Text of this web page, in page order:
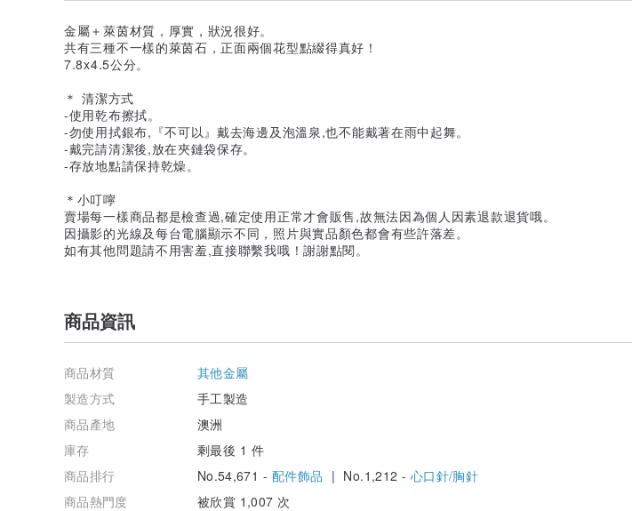
金屬＋萊茵材質，厚實，狀況很好。
共有三種不一樣的萊茵石，正面兩個花型點綴得真好！
7.8x4.5公分。
＊ 清潔方式
-使用乾布擦拭。
-勿使用拭銀布,『不可以』戴去海邊及泡溫泉,也不能戴著在雨中起舞。
-戴完請清潔後,放在夾鏈袋保存。
-存放地點請保持乾燥。
＊小叮嚀
賣場每一樣商品都是檢查過,確定使用正常才會販售,故無法因為個人因素退款退貨哦。
因攝影的光線及每台電腦顯示不同，照片與實品顏色都會有些許落差。
如有其他問題請不用害羞,直接聯繫我哦！謝謝點閱。
商品資訊
商品材質
其他金屬
製造方式
手工製造
商品產地
澳洲
庫存
剩最後 1 件
商品排行
No.54,671 - 配件飾品 | No.1,212 -心口針/胸針
商品熱門度
被欣賞 1,007 次